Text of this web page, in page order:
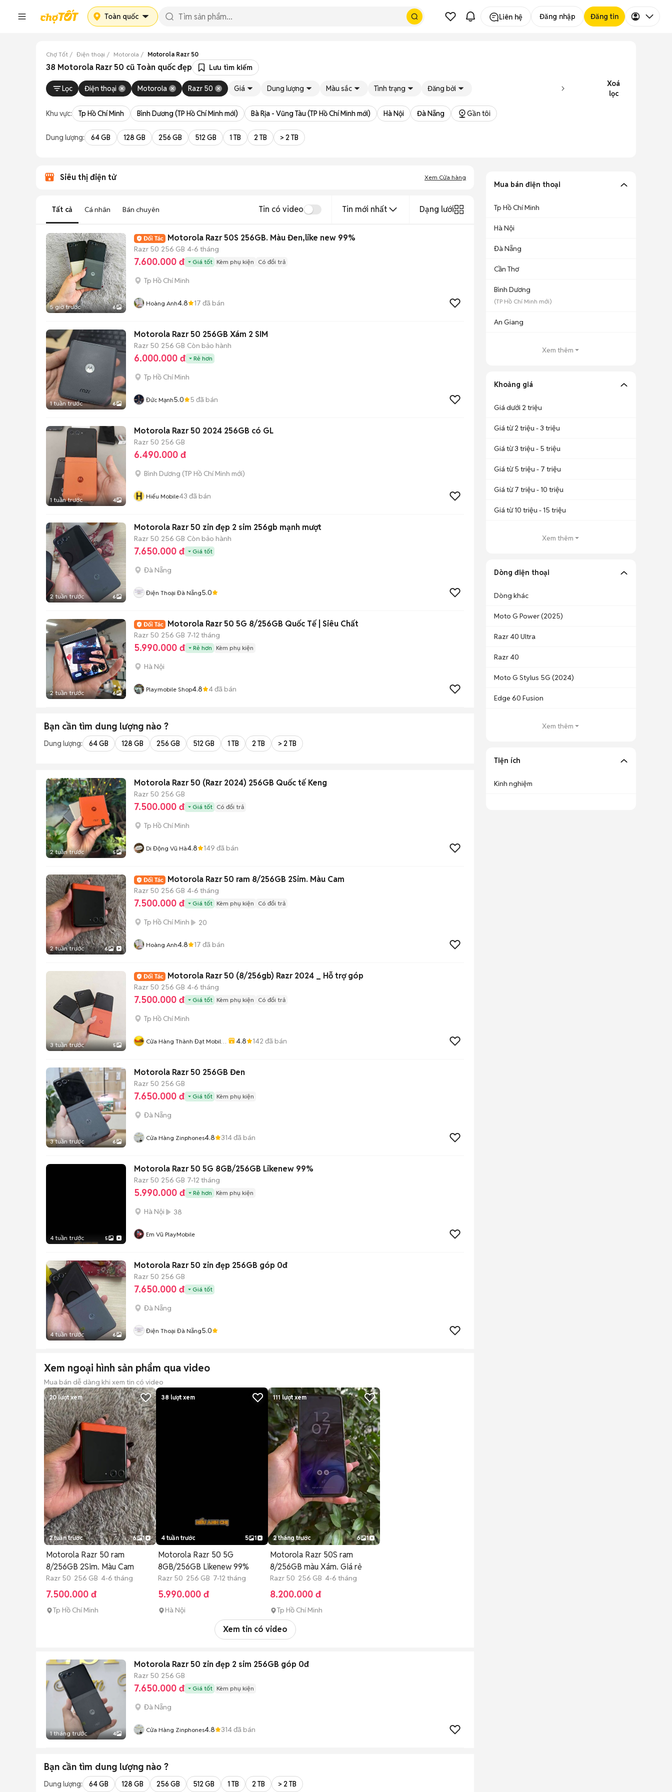
Toàn quốc Liên hệ Đăng nhập Đăng tin
Chợ Tốt Điện thoại Motorola Motorola Razr 50
38 Motorola Razr 50 cũ Toàn quốc đẹp Lưu tìm kiếm
Lọc Điện thoại Motorola Razr 50 Giá Dung lượng Màu sắc Tình trạng Đăng bởi
Xoá
lọc
Khu vực: Tp Hồ Chí Minh Bình Dương (TP Hồ Chí Minh mới) Bà Rịa - Vũng Tàu (TP Hồ Chí Minh mới) Hà Nội Đà Nẵng Gần tôi
Dung lượng: 64 GB 128 GB 256 GB 512 GB 1 TB 2 TB > 2 TB
Siêu thị điện tử Xem Cửa hàng
Tất cả Cá nhân Bán chuyên Tin có video Tin mới nhất Dạng lưới
5 giờ trước 6
Motorola Razr 50S 256GB. Màu Đen,like new 99%
Razr 50 256 GB 4-6 tháng
7.600.000 đ Giá tốt Kèm phụ kiện Có đổi trả
Tp Hồ Chí Minh
Hoàng Anh4.8 17 đã bán
1 tuần trước 6
Motorola Razr 50 256GB Xám 2 SIM
Razr 50 256 GB Còn bảo hành
6.000.000 đ Rẻ hơn
Tp Hồ Chí Minh
Đức Mạnh5.0 5 đã bán
1 tuần trước 4
Motorola Razr 50 2024 256GB có GL
Razr 50 256 GB
6.490.000 đ
Bình Dương (TP Hồ Chí Minh mới)
H Hiếu Mobile43 đã bán
2 tuần trước 6
Motorola Razr 50 zin đẹp 2 sim 256gb mạnh mượt
Razr 50 256 GB Còn bảo hành
7.650.000 đ Giá tốt
Đà Nẵng
Điện Thoại Đà Nẵng5.0
2 tuần trước 6
Motorola Razr 50 5G 8/256GB Quốc Tế | Siêu Chất
Razr 50 256 GB 7-12 tháng
5.990.000 đ Rẻ hơn Kèm phụ kiện
Hà Nội
Playmobile Shop4.8 4đã bán
Bạn cần tìm dung lượng nào ?
Dung lượng: 64 GB 128 GB 256 GB 512 GB 1 TB 2 TB > 2 TB
2 tuần trước 5
Motorola Razr 50 (Razr 2024) 256GB Quốc tế Keng
Razr 50 256 GB
7.500.000 đ Giá tốt Có đổi trả
Tp Hồ Chí Minh
Di Động Vũ Hà4.8 149 đã bán
2 tuần trước 6
Motorola Razr 50 ram 8/256GB 2Sim. Màu Cam
Razr 50 256 GB 4-6 tháng
7.500.000 đ Giá tốt Kèm phụ kiện Có đổi trả
Tp Hồ Chí Minh 20
Hoàng Anh4.8 17 đã bán
3 tuần trước 5
Motorola Razr 50 (8/256gb) Razr 2024 _ Hỗ trợ góp
Razr 50 256 GB 4-6 tháng
7.500.000 đ Giá tốt Kèm phụ kiện Có đổi trả
Tp Hồ Chí Minh
Cửa Hàng Thành Đạt Mobile
4.8 142 đã bán
3 tuần trước 6
Motorola Razr 50 256GB Đen
Razr 50 256 GB
7.650.000 đ Giá tốt Kèm phụ kiện
Đà Nẵng
Cửa Hàng Zinphones4.8 314đã bán
4 tuần trước 5
Motorola Razr 50 5G 8GB/256GB Likenew 99%
Razr 50 256 GB 7-12 tháng
5.990.000 đ Rẻ hơn Kèm phụ kiện
Hà Nội 38
Em Vũ PlayMobile
4 tuần trước 6
Motorola Razr 50 zin đẹp 256GB góp 0đ
Razr 50 256 GB
7.650.000 đ Giá tốt
Đà Nẵng
Điện Thoại Đà Nẵng5.0
Xem ngoại hình sản phẩm qua video
Mua bán dễ dàng khi xem tin có video
20lượt xem
2 tuần trước 6 1
Motorola Razr 50 ram
8/256GB 2Sim. Màu Cam
Razr 50 256 GB 4-6 tháng
7.500.000 đ
Tp Hồ Chí Minh
38 lượt xem
4 tuần trước 5 1
Motorola Razr 50 5G
8GB/256GB Likenew 99%
Razr 50 256 GB 7-12 tháng
5.990.000 đ
Hà Nội
111lượt xem
2 tháng trước 6 1
Motorola Razr 50S ram
8/256GB màu Xám. Giá rẻ
Razr 50 256 GB 4-6 tháng
8.200.000 đ
Tp Hồ Chí Minh
Xem tin có video
1 tháng trước 4
Motorola Razr 50 zin đẹp 2 sim 256GB góp 0đ
Razr 50 256 GB
7.650.000 đ Giá tốt Kèm phụ kiện
Đà Nẵng
Cửa Hàng Zinphones4.8 314đã bán
Bạn cần tìm dung lượng nào ?
Dung lượng: 64 GB 128 GB 256 GB 512 GB 1 TB 2 TB > 2 TB
Mua bán điện thoại
Tp Hồ Chí Minh
Hà Nội
Đà Nẵng
Cần Thơ
Bình Dương
(TP Hồ Chí Minh mới)
An Giang
Xem thêm
Khoảng giá
Giá dưới 2 triệu
Giá từ 2 triệu - 3 triệu
Giá từ 3 triệu - 5 triệu
Giá từ 5 triệu - 7 triệu
Giá từ 7 triệu - 10 triệu
Giá từ 10 triệu - 15 triệu
Xem thêm
Dòng điện thoại
Dòng khác
Moto G Power (2025)
Razr 40 Ultra
Razr 40
Moto G Stylus 5G (2024)
Edge 60 Fusion
Xem thêm
Tiện ích
Kinh nghiệm